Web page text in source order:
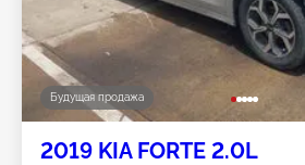
Будущая продажа
2019 KIA FORTE 2.0L